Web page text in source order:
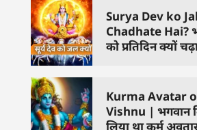
Surya Dev ko
Chadhate Hai?
को प्रतिदिन क्यों
Kurma Avatar
Vishnu | भगवान
लिया था कूर्म